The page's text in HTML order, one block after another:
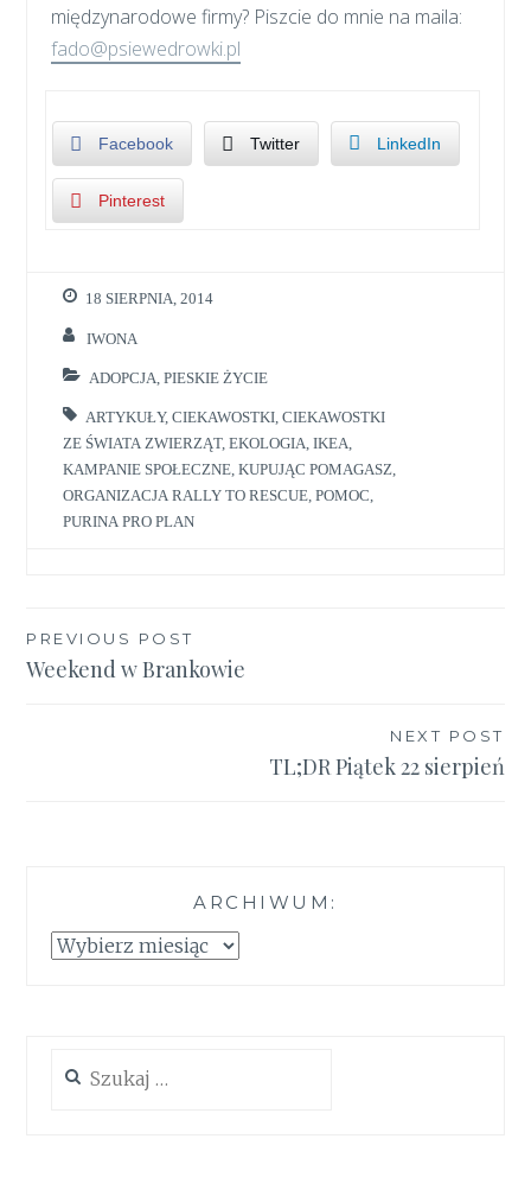
międzynarodowe firmy? Piszcie do mnie na maila:
fado@psiewedrowki.pl
Facebook Twitter LinkedIn
Pinterest
18 SIERPNIA, 2014
IWONA
ADOPCJA ,PIESKIE ŻYCIE
ARTYKUŁY,CIEKAWOSTKI ,CIEKAWOSTKI
ZE ŚWIATA ZWIERZĄT,EKOLOGIA ,IKEA
KAMPANIE SPOŁECZNE ,KUPUJĄC POMAGASZ
ORGANIZACJA RALLY TO RESCUE ,POMOC
PURINA PRO PLAN
Nawigacja
wpisu
PREVIOUS POST
Weekend w Brankowie
NEXT POST
TL;DR Piątek 22 sierpień
ARCHIWUM:
Archiwum: